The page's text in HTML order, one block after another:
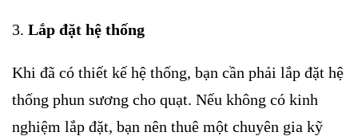
Lắp đặt hệ thống
Khi đã có thiết kế hệ thống, bạn cần phải lắp đặt hệ
thống phun sương cho quạt. Nếu không có kinh
nghiệm lắp đặt, bạn nên thuê một chuyên gia kỹ